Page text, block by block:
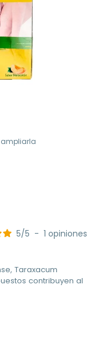
5/5 - 1 opiniones
Taraxacum
contribuyen al